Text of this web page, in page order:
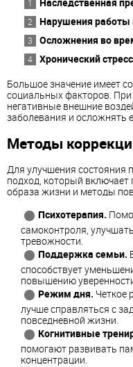
Нарушения работы
Осложнения во
Хронический
Большое значение имеет
социальных факторов. При
негативные внешние
заболевания и осложнять
Методы
Для улучшения состояния
подход, который
образа жизни и методы
Психотерапия.
самоконтроля,
тревожности.
Поддержка семьи.
способствует
повышению
Режим дня. Четкое
лучше справляться с
повседневной жизни.
Когнитивные
помогают развивать
концентрации.